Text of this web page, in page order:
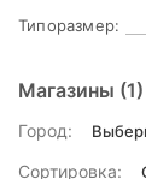
Типоразмер:
Магазины (1)
Город:
Сортировка: